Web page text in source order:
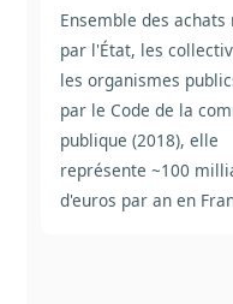
Ensemble des achats
par l'État, les
les organismes
par le Code de la
publique (2018), elle
représente ~100
d'euros par an en